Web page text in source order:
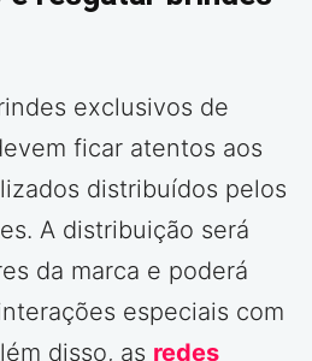
exclusivos de
ficar atentos aos
distribuídos pelos
A distribuição será
da marca e poderá
especiais com
disso, as redes